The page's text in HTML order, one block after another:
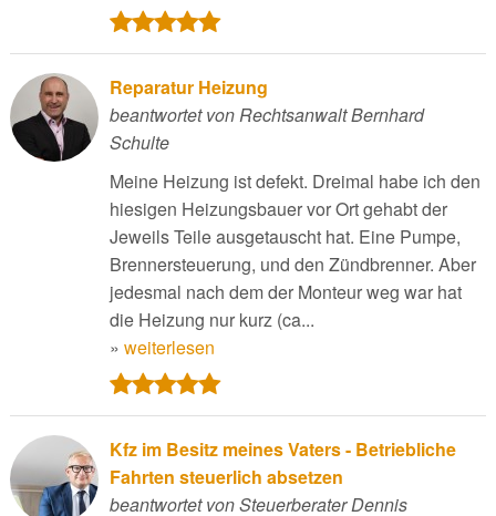
Reparatur Heizung
beantwortet von Rechtsanwalt Bernhard
Schulte
Meine Heizung ist defekt. Dreimal habe ich den
hiesigen Heizungsbauer vor Ort gehabt der
Jeweils Teile ausgetauscht hat. Eine Pumpe,
Brennersteuerung, und den Zündbrenner. Aber
jedesmal nach dem der Monteur weg war hat
die Heizung nur kurz (ca...
» weiterlesen
Kfz im Besitz meines Vaters - Betriebliche
Fahrten steuerlich absetzen
beantwortet von Steuerberater Dennis